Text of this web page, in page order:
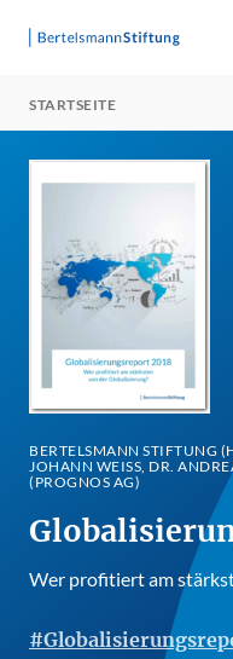
STARTSEITE
BERTELSMANN STIFTUNG
JOHANN WEISS, DR.
PROGNOS AG)
Wer profitiert am